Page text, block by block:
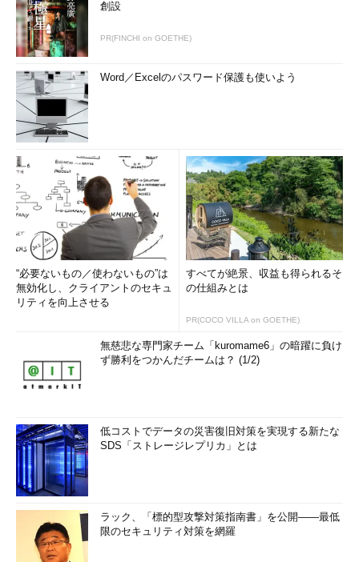
創設
PR(FINCHI on GOETHE)
Word／Excelのパスワード保護も使いよう
“必要ないもの／使わないもの”は
無効化し、クライアントのセキュ
リティを向上させる
すべてが絶景、収益も得られるそ
の仕組みとは
PR(COCO VILLA on GOETHE)
無慈悲な専門家チーム「kuromame6」の暗躍に負け
ず勝利をつかんだチームは？ (1/2)
低コストでデータの災害復旧対策を実現する新たな
SDS「ストレージレプリカ」とは
ラック、「標的型攻撃対策指南書」を公開――最低
限のセキュリティ対策を網羅